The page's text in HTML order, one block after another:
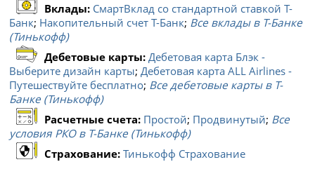
Вклады: СмартВклад со стандартной ставкой Т-
Банк; Накопительный счет Т-Банк; Все вклады в Т-Банке
(Тинькофф)
Дебетовые карты:Дебетовая карта Блэк -
Выберите дизайн карты;Дебетовая карта ALL Airlines -
Путешествуйте бесплатно; Все дебетовые карты в Т-
Банке (Тинькофф)
Расчетные счета: Простой; Продвинутый; Все
условия РКО в Т-Банке (Тинькофф)
Страхование:Тинькофф Страхование